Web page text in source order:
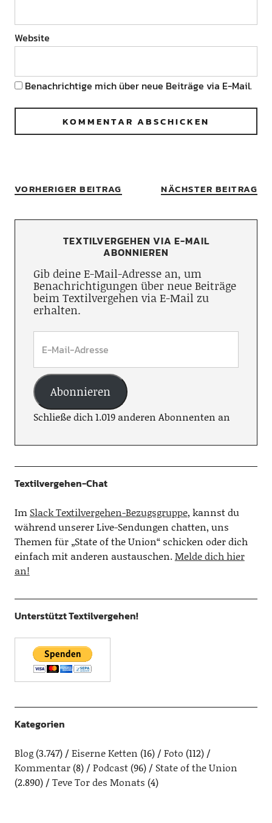
Website
Benachrichtige mich über neue Beiträge via E-Mail.
VORHERIGER BEITRAG NÄCHSTER BEITRAG
TEXTILVERGEHEN VIA E-MAIL
ABONNIEREN
Gib deine E-Mail-Adresse an, um
Benachrichtigungen über neue Beiträge
beim Textilvergehen via E-Mail zu
erhalten.
Abonnieren
Schließe dich 1.019 anderen Abonnenten an
Textilvergehen-Chat
Im Slack Textilvergehen-Bezugsgruppe, kannst du
während unserer Live-Sendungen chatten, uns
Themen für „State of the Union“ schicken oder dich
einfach mit anderen austauschen.Melde dich hier
an!
Unterstützt Textilvergehen!
Kategorien
Blog(3.747) Eiserne Ketten (16) Foto (112)
Kommentar(8) Podcast(96)
State of the Union
(2.890)
Teve Tor des Monats (4)